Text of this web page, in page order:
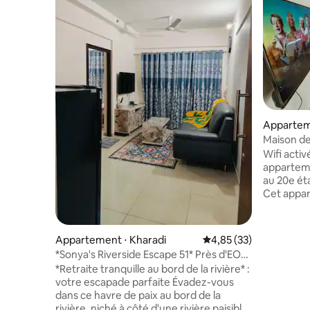
Appartement ⋅ Kharadi Évaluation moyenne
4,85 (33)
*Sonya's Riverside Escape 51* Près d'EON
IT Park
*Retraite tranquille au bord de la rivière* :
votre escapade parfaite Évadez-vous
dans ce havre de paix au bord de la
hwad
Maison
Wifi
au 20e
Cet